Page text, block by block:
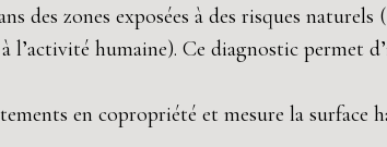
des zones exposées à des risques
l’activité humaine). Ce diagnostic permet
en copropriété et mesure la surface